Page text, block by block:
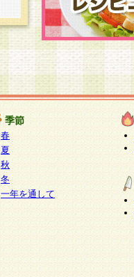
季節
春
夏
秋
冬
一年を通して